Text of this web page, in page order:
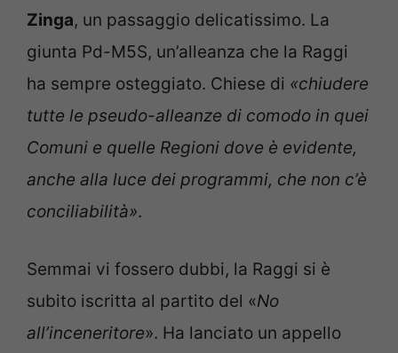
Zinga, un passaggio delicatissimo. La
giunta Pd-M5S, un’alleanza che la Raggi
ha sempre osteggiato. Chiese di «chiudere
tutte le pseudo-alleanze di comodo in quei
Comuni e quelle Regioni dove è evidente,
anche alla luce dei programmi, che non c’è
conciliabilità».
Semmai vi fossero dubbi, la Raggi si è
subito iscritta al partito del «No
all’inceneritore». Ha lanciato un appello